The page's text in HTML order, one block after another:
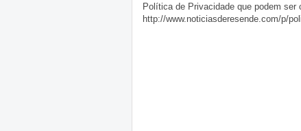
Política de Privacidade que podem ser
http://www.noticiasderesende.com/p/